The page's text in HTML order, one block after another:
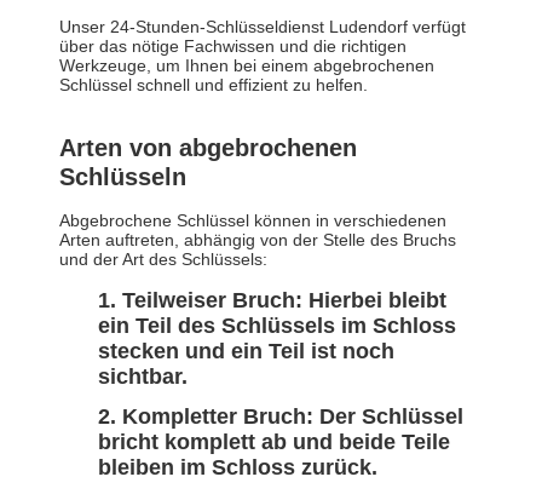
Unser 24-Stunden-Schlüsseldienst Ludendorf verfügt
über das nötige Fachwissen und die richtigen
Werkzeuge, um Ihnen bei einem abgebrochenen
Schlüssel schnell und effizient zu helfen.
Arten von abgebrochenen
Schlüsseln
Abgebrochene Schlüssel können in verschiedenen
Arten auftreten, abhängig von der Stelle des Bruchs
und der Art des Schlüssels:
Teilweiser Bruch: Hierbei bleibt
ein Teil des Schlüssels im Schloss
stecken und ein Teil ist noch
sichtbar.
Kompletter Bruch: Der Schlüssel
bricht komplett ab und beide Teile
bleiben im Schloss zurück.